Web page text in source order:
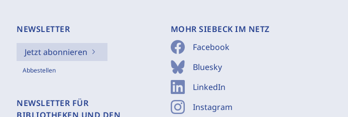
NEWSLETTER
Jetzt abonnieren
Abbestellen
NEWSLETTER FÜR
MOHR SIEBECK IM NETZ
Facebook
Bluesky
LinkedIn
Instagram